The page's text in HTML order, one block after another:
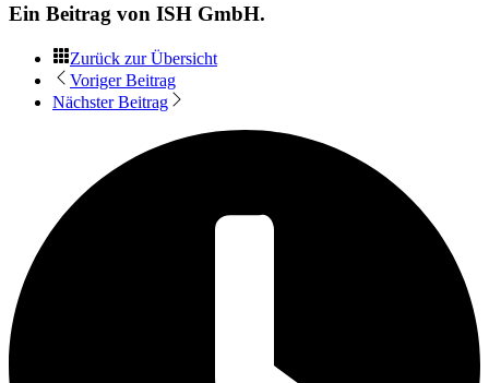
Ein Beitrag von ISH GmbH.
Zurück zur Übersicht
Voriger Beitrag
Nächster Beitrag